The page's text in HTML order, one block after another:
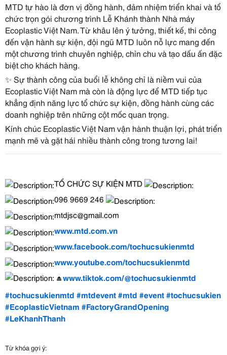
MTD tự hào là đơn vị đồng hành, đảm nhiệm triển khai và tổ
chức trọn gói chương trình Lễ Khánh thành Nhà máy
Ecoplastic Việt Nam. Từ khâu lên ý tưởng, thiết kế, thi công
đến vận hành sự kiện, đội ngũ MTD luôn nỗ lực mang đến
một chương trình chuyên nghiệp, chỉn chu và tạo dấu ấn đặc
biệt cho khách hàng.
✨ Sự thành công của buổi lễ không chỉ là niềm vui của
Ecoplastic Việt Nam mà còn là động lực để MTD tiếp tục
khẳng định năng lực tổ chức sự kiện, đồng hành cùng các
doanh nghiệp trên những cột mốc quan trọng.
Kính chúc Ecoplastic Việt Nam vận hành thuận lợi, phát triển
mạnh mẽ và gặt hái nhiều thành công trong tương lai!
TỔCHỨC SỰ KIỆN MTD
096 9669 246
mtdjsc@gmail.com
www.mtd.com.vn
www.facebook.com/tochucsukienmtd
www.youtube.com/tochucsukienmtd
www.tiktok.com/@tochucsukienmtd
#tochucsukienmtd #mtdevent#mtd #event#tochucsukien
#EcoplasticVietnam #FactoryGrandOpening
#LeKhanhThanh
Từ khóa gợi ý: